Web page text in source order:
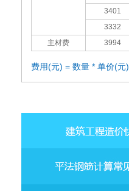
3401
3332
主材费
3994
费用(元) = 数量 * 单价(元)